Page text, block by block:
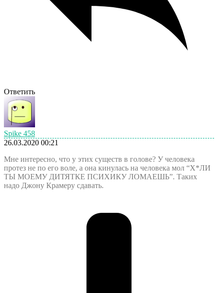
Ответить
Spike 458
26.03.2020 00:21
Мне интересно, что у этих существ в голове? У человека
протез не по его воле, а она кинулась на человека мол “Х*ЛИ
ТЫ МОЕМУ ДИТЯТКЕ ПСИХИКУ ЛОМАЕШЬ”. Таких
надо Джону Крамеру сдавать.